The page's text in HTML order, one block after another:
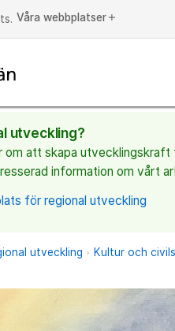
Våra webbplatser add
utveckling?
om att skapa
information om vårt
för regional utveckling
utveckling Kultur och